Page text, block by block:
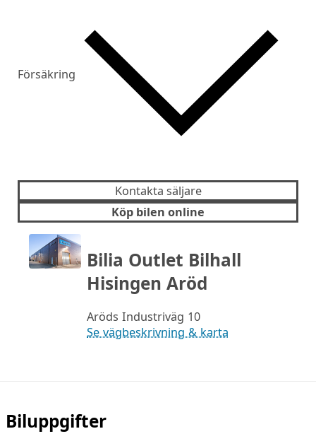
Försäkring
Kontakta säljare
Köp bilen online
Bilia Outlet Bilhall
Hisingen Aröd
Aröds Industriväg 10
Se vägbeskrivning & karta
Biluppgifter